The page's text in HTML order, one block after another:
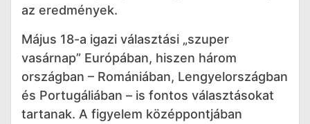
az eredmények.
Május 18-a igazi választási „szuper
vasárnap” Európában, hiszen három
országban – Romániában, Lengyelországban
és Portugáliában – is fontos választásokat
tartanak. A figyelem középpontjában